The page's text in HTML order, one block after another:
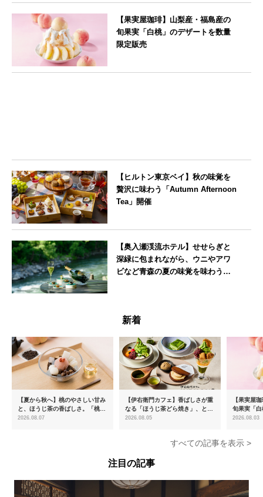
【果実屋珈琲】山梨産・福島産の
旬果実「白桃」のデザートを数量
限定販売
【ヒルトン東京ベイ】秋の味覚を
贅沢に味わう「Autumn Afternoon
Tea」開催
【奥入瀬渓流ホテル】せせらぎと
深緑に包まれながら、ウニやアワ
ビなど青森の夏の味覚を味わうフ
新着
【夏から秋へ】桃のやさしい甘み
と、ほうじ茶の香ばしさ。「桃と
ほうじ茶のあんみつ」を8月中旬
2026.08.07
【伊右衛門カフェ】香ばしさが重
なる「ほうじ茶どら焼き」、とろ
ける「宇治抹茶ティラミス」が新
2026.08.05
【果実屋
旬果実「
限定販売
2026.08.03
すべての記事を表示 >
注目の記事